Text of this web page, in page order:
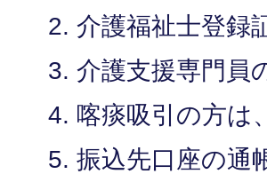
介護福祉士登録
介護支援専門員
喀痰吸引の方は
振込先口座の通